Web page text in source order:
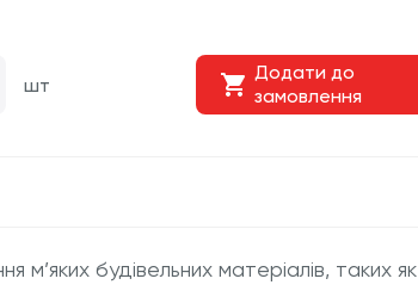
шт
Додати до
замовлення
будівельних матеріалів, таких як